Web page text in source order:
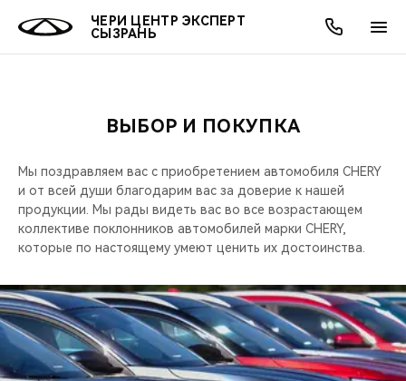
ЧЕРИ ЦЕНТР ЭКСПЕРТ
СЫЗРАНЬ
МОДЕЛИ
ВСЕ МОДЕЛИ
КРОССОВЕРЫ
СЕДАНЫ
НОВИНКИ
ПОКУПАТЕЛЯМ
ВЫБОР И ПОКУПКА
КРЕДИТ И СТРАХОВАНИЕ
ВЛАДЕЛЬЦАМ
СЕРВИС
ЗАПЧАСТИ И АКСЕССУАРЫ
CHERY CONNECT
МИР CHERY
АКСЕССУАРЫ
О БРЕНДЕ
ЛЮДИ CHERY
БЛАГОТВОРИТЕЛЬНОСТЬ
АКЦИИ
ВЫГОДЫ И АКЦИИ
ОНЛАЙН СЕРВИСЫ
ВЫБОР И ПОКУПКА
КРЕДИТ
О КОМПАНИИ
О НАС
МЫ В СОЦСЕТЯХ
ВЫБОР И ПОКУПКА
Мы поздравляем вас с приобретением автомобиля CHERY
и от всей души благодарим вас за доверие к нашей
продукции. Мы рады видеть вас во все возрастающем
коллективе поклонников автомобилей марки CHERY,
которые по настоящему умеют ценить их достоинства.